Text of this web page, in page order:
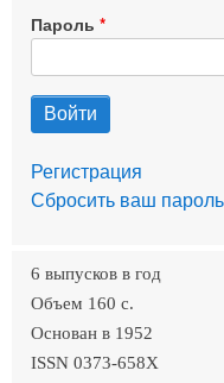
Пароль
Регистрация
Сбросить ваш пароль
6 выпусков в год
Объем 160 c.
Основан в 1952
ISSN 0373-658X